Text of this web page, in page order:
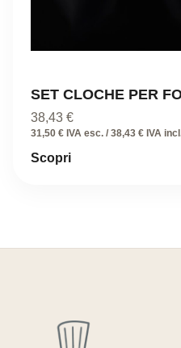
SET CLOCHE PER
38,43 €
31,50 € IVA esc. / 38,43 € IVA
Scopri